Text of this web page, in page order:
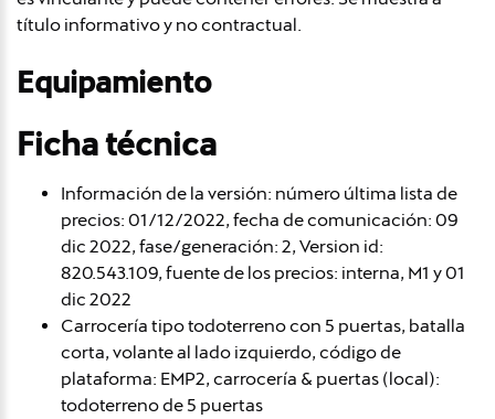
título informativo y no contractual.
Equipamiento
Ficha técnica
Información de la versión: número última lista de
precios: 01/12/2022, fecha de comunicación: 09
dic 2022, fase/generación: 2, Version id:
820.543.109, fuente de los precios: interna, M1 y 01
dic 2022
Carrocería tipo todoterreno con 5 puertas, batalla
corta, volante al lado izquierdo, código de
plataforma: EMP2, carrocería & puertas (local):
todoterreno de 5 puertas